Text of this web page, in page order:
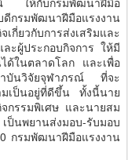
กรมพัฒนาฝีมือแรงงาน
กี่ยวกับการส่งเสริมและ
ะผู้ประกอบกิจการ ให้มี
ด้ในตลาดโลก และเพื่อ
ถาบันวิจัยจุฬาภรณ์ ที่จะ
มเป็นอยู่ที่ดีขึ้น ทั้งนี้นาย
กรรมพิเศษ และนายสม
ป็นพยานส่งมอบ-รับมอบ
กรมพัฒนาฝีมือแรงงาน